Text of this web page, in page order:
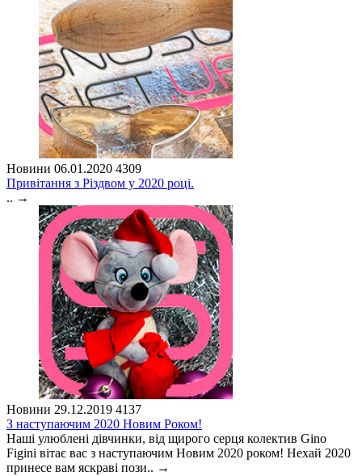
Новини 06.01.2020 4309
Привітання з Різдвом у 2020 році.
.. →
Новини 29.12.2019 4137
З наступаючим 2020 Новим Роком!
Наші улюблені дівчинки, від щирого серця колектив Gino
Figini вітає вас з наступаючим Новим 2020 роком! Нехай 2020
принесе вам яскраві пози.. →